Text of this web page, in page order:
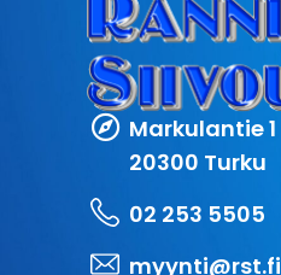
Markulantie 1
20300 Turku
02 253 5505
myynti@rst.fi